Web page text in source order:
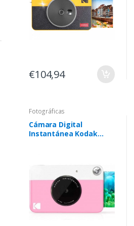
€104,94
Fotográficas
Cámara Digital
Instantánea Kodak